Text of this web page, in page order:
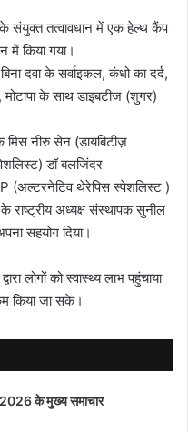
संयुक्त तत्वावधान में एक हेल्थ कैंप
में किया गया।
दवा के सर्वाइकल, कंधो का दर्द,
मोटापा के साथ डाइबटीज (शुगर)
नीरु सेन (डायबिटीज़
डॉ बलजिंदर
(अल्टरनेटिव थेरेपिस स्पेशलिस्ट )
अध्यक्ष संस्थापक सुनील
सहयोग दिया।
लोगों को स्वास्थ्य लाभ पहुंचाया
किया जा सके।
के मुख्य समाचार